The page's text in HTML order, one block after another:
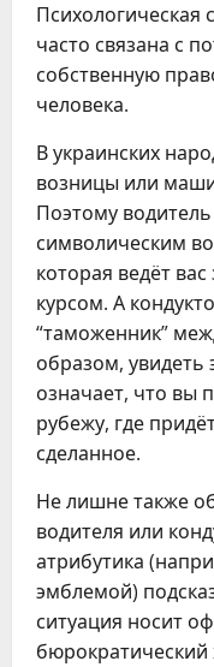
Психологическая
часто связана с
собственную
человека.
В украинских
возницы или
Поэтому
символическим
которая ведёт
курсом. А
“таможенник”
образом, увидеть
означает, что вы
рубежу, где
сделанное.
Не лишне также
водителя или
атрибутика
эмблемой)
ситуация носит
бюрократический